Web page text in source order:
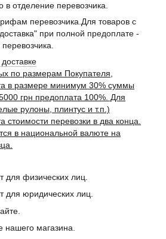
в отделение перевозчика.
перевозчика.Для товаров с
при полной предоплате -
по размерам Покупателя,
в размере минимум 30% суммы
грн предоплата 100%. Для
рулоны, плинтус и т.п.)
стоимости перевозки в два конца.
в национальной валюте на
для физических лиц.
для юридических лиц.
магазина.